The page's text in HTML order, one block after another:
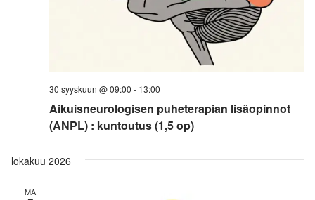
Aikuisneurologisen puheterapian lisäopinnot
(ANPL) : kuntoutus (1,5 op)
30 syyskuun @ 09:00 - 13:00
lokakuu 2026
MA